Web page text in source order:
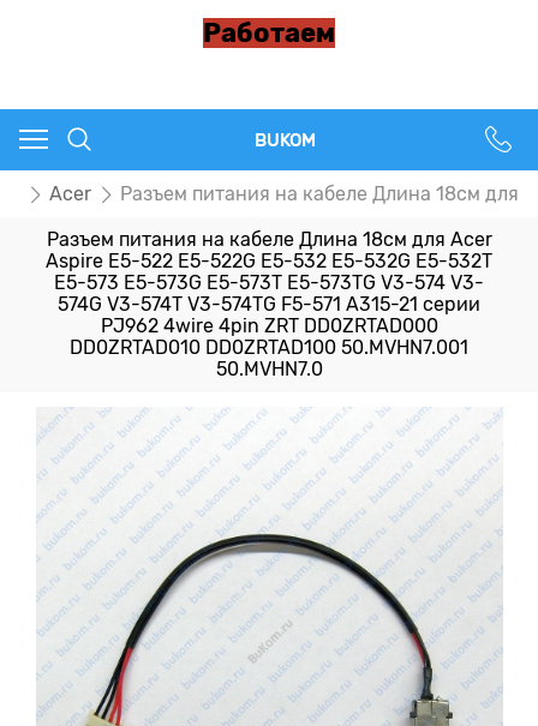
Работаем
BUKOM
Acer Разъем питания на кабеле Длина 18см для
Разъем питания на кабеле Длина 18см для Acer
Aspire E5-522 E5-522G E5-532 E5-532G E5-532T
E5-573 E5-573G E5-573T E5-573TG V3-574 V3-
574G V3-574T V3-574TG F5-571 A315-21 серии
PJ962 4wire 4pin ZRT DD0ZRTAD000
DD0ZRTAD010 DD0ZRTAD100 50.MVHN7.001
50.MVHN7.0